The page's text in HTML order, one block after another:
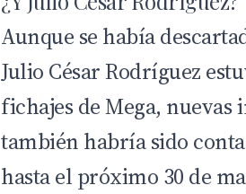
Aunque se había
Julio César Rodríguez
fichajes de Mega,
también habría sido
hasta el próximo 30 de